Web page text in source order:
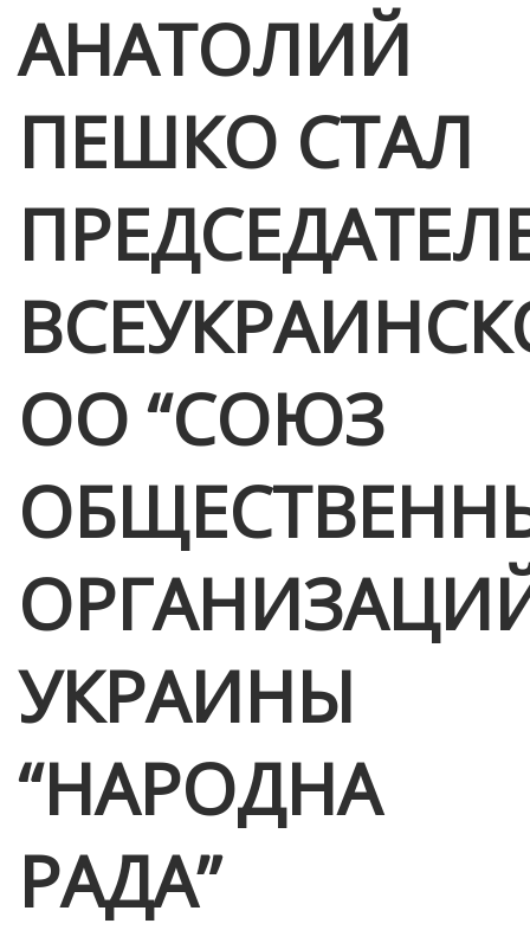
АНАТОЛИЙ
ПЕШКО СТАЛ
ОО “СОЮЗ
УКРАИНЫ
“НАРОДНА
РАДА”